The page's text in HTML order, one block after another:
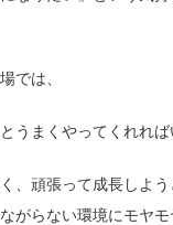
では、
うまくやってくれれば
、頑張って成長しよ
がらない環境にモヤ